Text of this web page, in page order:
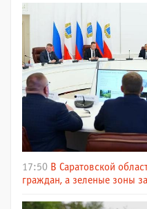
17:50 В Саратовской
граждан, а зеленые зоны